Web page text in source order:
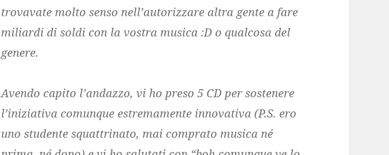
trovavate molto senso nell’autorizzare altra gente a fare
miliardi di soldi con la vostra musica :D o qualcosa del
genere.
Avendo capito l’andazzo, vi ho preso 5 CD per sostenere
l’iniziativa comunque estremamente innovativa (P.S. ero
uno studente squattrinato, mai comprato musica né